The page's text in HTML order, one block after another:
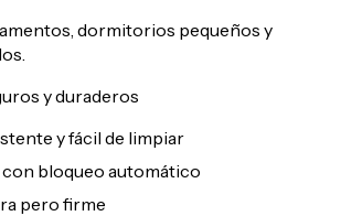
dormitorios pequeños y
y duraderos
y fácil de limpiar
con bloqueo automático
pero firme